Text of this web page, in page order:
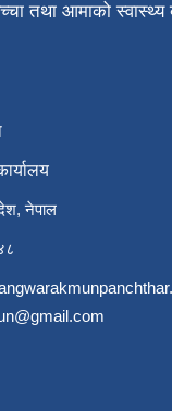
तथा आमाको स्वास्थ्य
नेपाल